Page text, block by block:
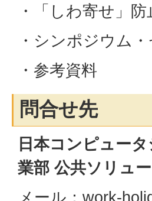
・「しわ寄せ」
・シンポジウム
・参考資料
問合せ先
日本コンピュー
業部 公共ソリュ
メール：work-